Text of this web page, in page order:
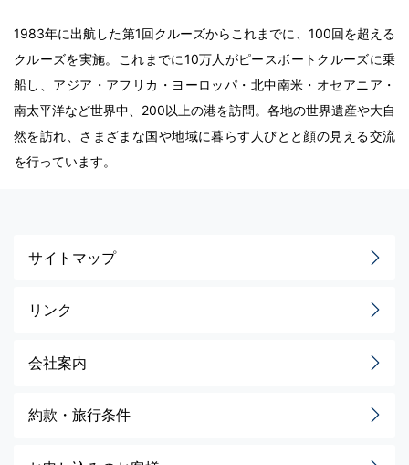
1983年に出航した第1回クルーズからこれまでに、100回を超える
クルーズを実施。これまでに10万人がピースボートクルーズに乗
船し、アジア・アフリカ・ヨーロッパ・北中南米・オセアニア・
南太平洋など世界中、200以上の港を訪問。各地の世界遺産や大自
然を訪れ、さまざまな国や地域に暮らす人びとと顔の見える交流
を行っています。
サイトマップ
リンク
会社案内
約款・旅行条件